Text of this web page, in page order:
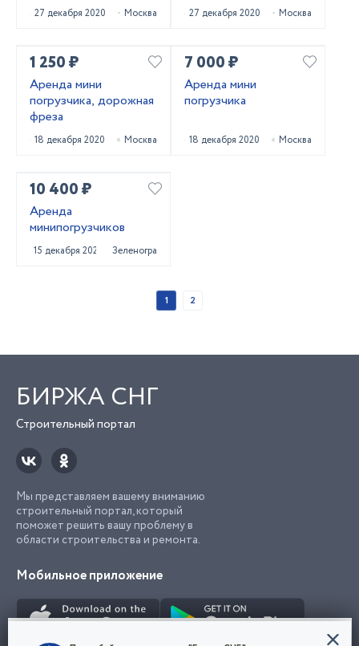
27 декабря 2020 Москва 27 декабря 2020 Москва
1 250 ₽
Аренда мини
погрузчика, дорожная
фреза
18 декабря 2020 Москва
7 000 ₽
Аренда мини
погрузчика
18 декабря 2020 Москва
10 400 ₽
Аренда
минипогрузчиков
15 декабря 2020 Зеленоград
1 2
БИРЖА СНГ
Строительный портал
Мы представляем вашему вниманию
строительный портал, который
поможет решить вашу проблему в
области строительства и ремонта.
Мобильное приложение